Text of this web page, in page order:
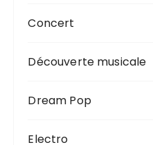
Concert
Découverte musicale
Dream Pop
Electro